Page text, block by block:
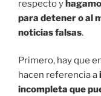
respecto y
para detener o al
noticias falsas.
Primero, hay que
hacen referencia a
incompleta que